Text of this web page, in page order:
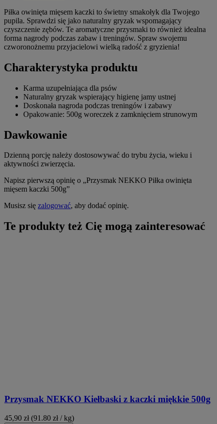
Piłka owinięta mięsem kaczki to świetny smakołyk dla Twojego
pupila. Sprawdzi się jako naturalny gryzak wspomagający
czyszczenie zębów. Te aromatyczne przysmaki to również idealna
forma nagrody podczas zabaw i treningów. Spraw swojemu
czworonożnemu przyjacielowi wielką radość z gryzienia!
Charakterystyka produktu
Karma uzupełniająca dla psów
Naturalny gryzak wspierający higienę jamy ustnej
Doskonała nagroda podczas treningów i zabawy
Opakowanie: 500g woreczek z zamknięciem strunowym
Dawkowanie
Dzienną porcję należy dostosowywać do trybu życia, wieku i
aktywności zwierzęcia.
Napisz pierwszą opinię o „Przysmak NEKKO Piłka owinięta
mięsem kaczki 500g”
Musisz się zalogować, aby dodać opinię.
Te produkty też Cię mogą zainteresować
Przysmak NEKKO Kiełbaski z kaczki miękkie 500g
45,90 zł (91.80 zł / kg)